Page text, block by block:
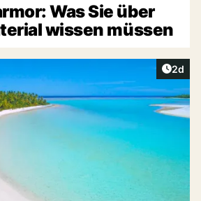
Was Sie über
wissen müssen
2d